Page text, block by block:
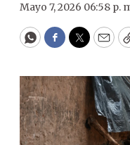
Mayo 7, 2026 06:58 p.
WhatsApp
Facebook
Twitter